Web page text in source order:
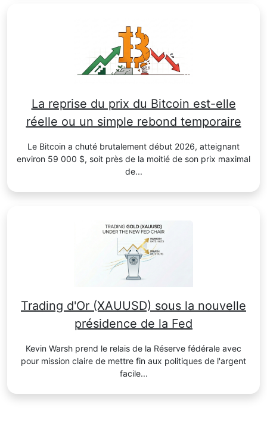
La reprise du prix du Bitcoin est-elle
réelle ou un simple rebond temporaire
Le Bitcoin a chuté brutalement début 2026, atteignant
environ 59 000 $, soit près de la moitié de son prix maximal
de...
Trading d'Or (XAUUSD) sous la nouvelle
présidence de la Fed
Kevin Warsh prend le relais de la Réserve fédérale avec
pour mission claire de mettre fin aux politiques de l'argent
facile...